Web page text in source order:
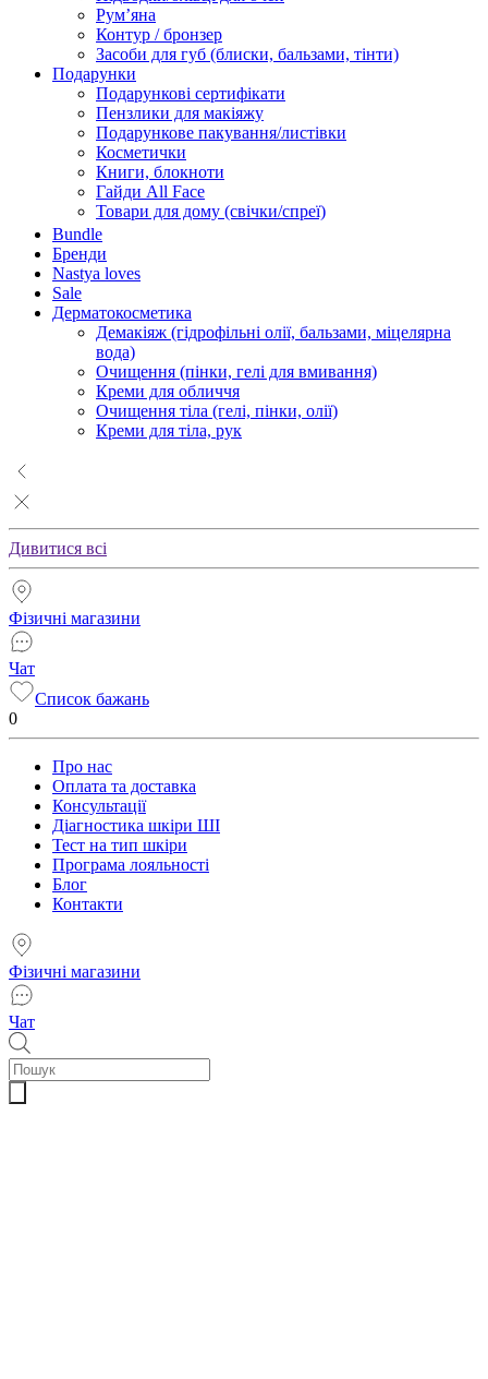
Румʼяна
Контур / бронзер
Засоби для губ (блиски, бальзами, тінти)
Подарунки
Подарункові сертифікати
Пензлики для макіяжу
Подарункове пакування/листівки
Косметички
Книги, блокноти
Гайди All Face
Товари для дому (свічки/спреї)
Bundle
Бренди
Nastya loves
Sale
Дерматокосметика
Демакіяж (гідрофільні олії, бальзами, міцелярна
вода)
Очищення (пінки, гелі для вмивання)
Креми для обличчя
Очищення тіла (гелі, пінки, олії)
Креми для тіла, рук
Дивитися всі
Фізичні магазини
Чат
Список бажань
0
Про нас
Оплата та доставка
Консультації
Діагностика шкіри ШІ
Тест на тип шкіри
Програма лояльності
Блог
Контакти
Фізичні магазини
Чат
Пошук
товарів